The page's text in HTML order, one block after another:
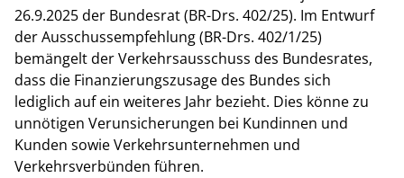
26.9.2025 der Bundesrat (BR-Drs. 402/25). Im Entwurf
der Ausschussempfehlung (BR-Drs. 402/1/25)
bemängelt der Verkehrsausschuss des Bundesrates,
dass die Finanzierungszusage des Bundes sich
lediglich auf ein weiteres Jahr bezieht. Dies könne zu
unnötigen Verunsicherungen bei Kundinnen und
Kunden sowie Verkehrsunternehmen und
Verkehrsverbünden führen.